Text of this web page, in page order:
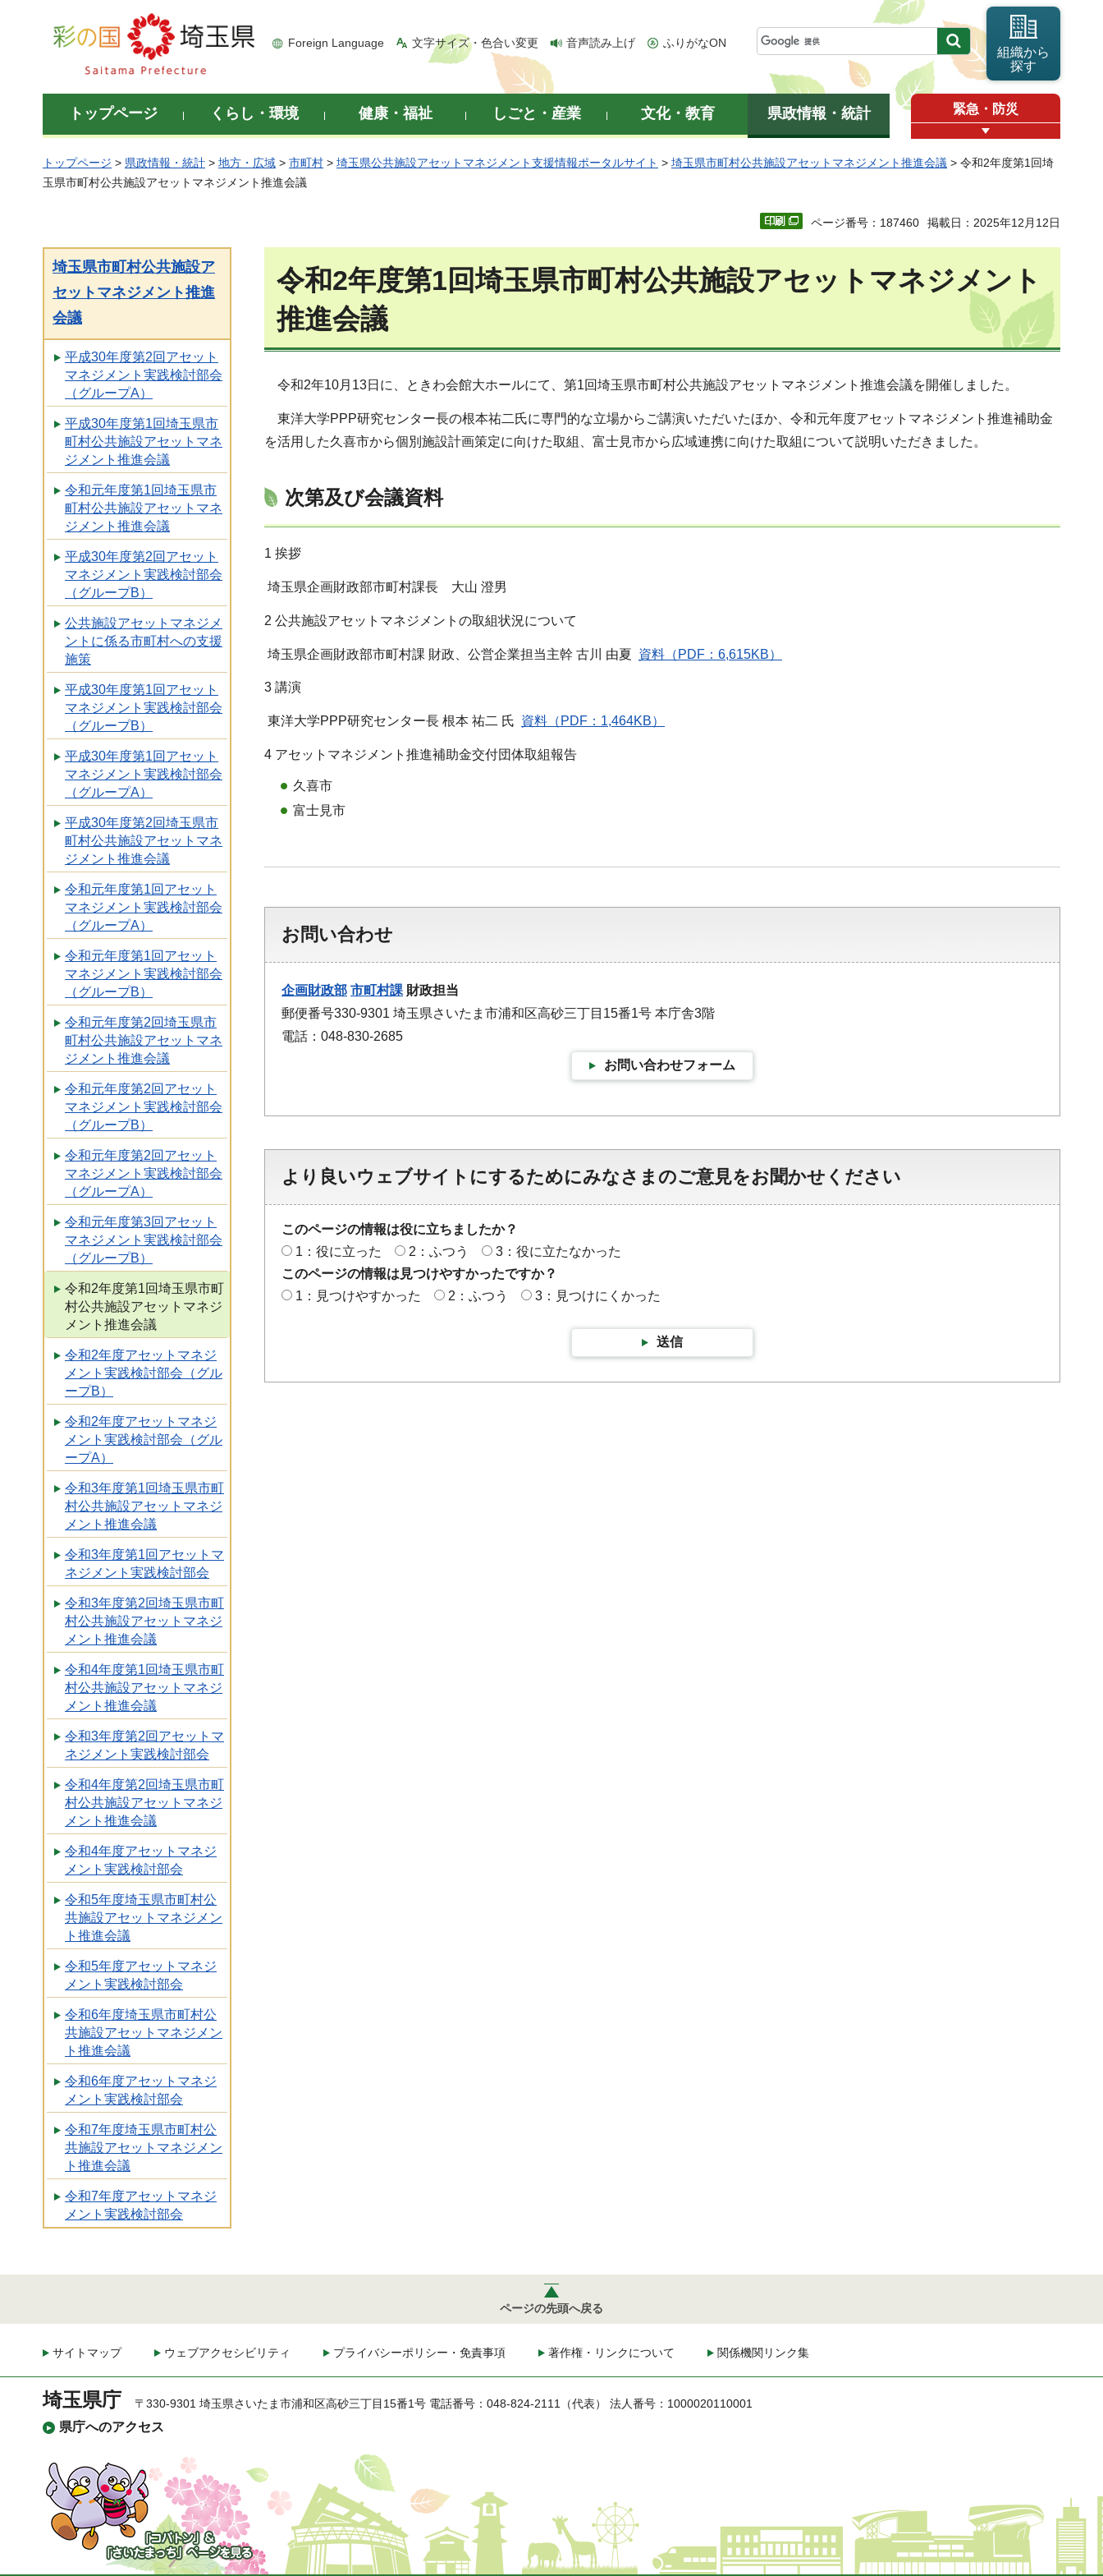
彩の国 埼玉県
Foreign Language 文字サイズ・色合い変更 音声読み上げ ふりがなON
組織から
探す
トップページ くらし・環境 健康・福祉 しごと・産業 文化・教育 県政情報・統計 緊急・防災
トップページ > 県政情報・統計 > 地方・広域 > 市町村 > 埼玉県公共施設アセットマネジメント支援情報ポータルサイト > 埼玉県市町村公共施設アセットマネジメント推進会議 > 令和2年度第1回埼
玉県市町村公共施設アセットマネジメント推進会議
ページ番号：187460 掲載日：2025年12月12日
埼玉県市町村公共施設ア
セットマネジメント推進
会議
平成30年度第2回アセット
マネジメント実践検討部会
（グループA）
平成30年度第1回埼玉県市
町村公共施設アセットマネ
ジメント推進会議
令和元年度第1回埼玉県市
町村公共施設アセットマネ
ジメント推進会議
平成30年度第2回アセット
マネジメント実践検討部会
（グループB）
公共施設アセットマネジメ
ントに係る市町村への支援
施策
平成30年度第1回アセット
マネジメント実践検討部会
（グループB）
平成30年度第1回アセット
マネジメント実践検討部会
（グループA）
平成30年度第2回埼玉県市
町村公共施設アセットマネ
ジメント推進会議
令和元年度第1回アセット
マネジメント実践検討部会
（グループA）
令和元年度第1回アセット
マネジメント実践検討部会
（グループB）
令和元年度第2回埼玉県市
町村公共施設アセットマネ
ジメント推進会議
令和元年度第2回アセット
マネジメント実践検討部会
（グループB）
令和元年度第2回アセット
マネジメント実践検討部会
（グループA）
令和元年度第3回アセット
マネジメント実践検討部会
（グループB）
令和2年度第1回埼玉県市町
村公共施設アセットマネジ
メント推進会議
令和2年度アセットマネジ
メント実践検討部会（グル
ープB）
令和2年度アセットマネジ
メント実践検討部会（グル
ープA）
令和3年度第1回埼玉県市町
村公共施設アセットマネジ
メント推進会議
令和3年度第1回アセットマ
ネジメント実践検討部会
令和3年度第2回埼玉県市町
村公共施設アセットマネジ
メント推進会議
令和4年度第1回埼玉県市町
村公共施設アセットマネジ
メント推進会議
令和3年度第2回アセットマ
ネジメント実践検討部会
令和4年度第2回埼玉県市町
村公共施設アセットマネジ
メント推進会議
令和4年度アセットマネジ
メント実践検討部会
令和5年度埼玉県市町村公
共施設アセットマネジメン
ト推進会議
令和5年度アセットマネジ
メント実践検討部会
令和6年度埼玉県市町村公
共施設アセットマネジメン
ト推進会議
令和6年度アセットマネジ
メント実践検討部会
令和7年度埼玉県市町村公
共施設アセットマネジメン
ト推進会議
令和7年度アセットマネジ
メント実践検討部会
令和2年度第1回埼玉県市町村公共施設アセットマネジメント
推進会議
令和2年10月13日に、ときわ会館大ホールにて、第1回埼玉県市町村公共施設アセットマネジメント推進会議を開催しました。
東洋大学PPP研究センター長の根本祐二氏に専門的な立場からご講演いただいたほか、令和元年度アセットマネジメント推進補助金
を活用した久喜市から個別施設計画策定に向けた取組、富士見市から広域連携に向けた取組について説明いただきました。
次第及び会議資料
1 挨拶
埼玉県企画財政部市町村課長 大山 澄男
2 公共施設アセットマネジメントの取組状況について
埼玉県企画財政部市町村課 財政、公営企業担当主幹 古川 由夏 資料（PDF：6,615KB）
3 講演
東洋大学PPP研究センター長 根本 祐二 氏 資料（PDF：1,464KB）
4 アセットマネジメント推進補助金交付団体取組報告
久喜市
富士見市
お問い合わせ
企画財政部 市町村課 財政担当
郵便番号330-9301 埼玉県さいたま市浦和区高砂三丁目15番1号 本庁舎3階
電話：048-830-2685
お問い合わせフォーム
より良いウェブサイトにするためにみなさまのご意見をお聞かせください
このページの情報は役に立ちましたか？
1：役に立った
2：ふつう
3：役に立たなかった
このページの情報は見つけやすかったですか？
1：見つけやすかった
2：ふつう 3：見つけにくかった
送信
ページの先頭へ戻る
サイトマップ ウェブアクセシビリティ プライバシーポリシー・免責事項 著作権・リンクについて 関係機関リンク集
埼玉県庁
県庁へのアクセス
〒330-9301 埼玉県さいたま市浦和区高砂三丁目15番1号 電話番号：048-824-2111（代表） 法人番号：1000020110001
「コバトン」&「さいた
まっち」